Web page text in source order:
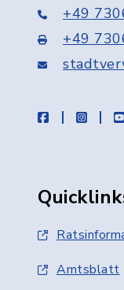
+49
+49
facebook
Amtsblatt